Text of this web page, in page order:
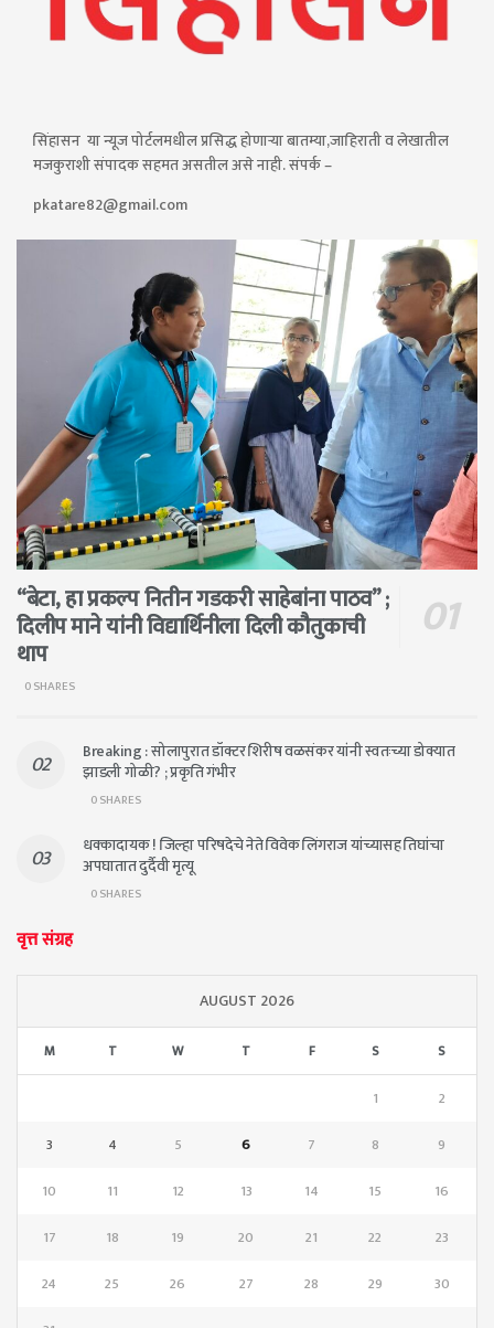
सिंहासन या न्यूज पोर्टलमधील प्रसिद्ध होणाऱ्या बातम्या,जाहिराती व लेखातील
मजकुराशी संपादक सहमत असतील असे नाही. संपर्क –
pkatare82@gmail.com
“बेटा, हा प्रकल्प नितीन गडकरी साहेबांना पाठव” ;
दिलीप माने यांनी विद्यार्थिनीला दिली कौतुकाची
थाप
0 SHARES
Breaking : सोलापुरात डॉक्टर शिरीष वळसंकर यांनी स्वतःच्या डोक्यात
झाडली गोळी? ; प्रकृति गंभीर
0 SHARES
धक्कादायक ! जिल्हा परिषदेचे नेते विवेक लिंगराज यांच्यासह तिघांचा
अपघातात दुर्दैवी मृत्यू
0 SHARES
वृत्त संग्रह
AUGUST 2026
M T W T F S S
1
2
3
4 5 6 7 8
9
10
11 12 13 14 15
16
17
18 19 20 21 22
23
24
25 26 27 28 29
30